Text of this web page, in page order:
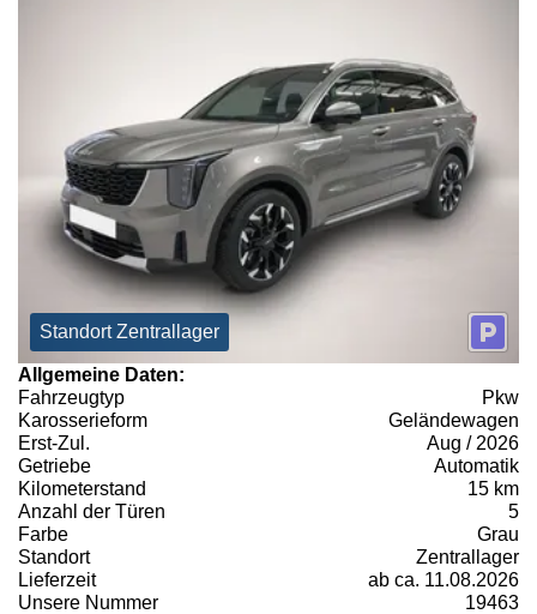
Standort Zentrallager
Allgemeine Daten:
Fahrzeugtyp
Pkw
Karosserieform
Geländewagen
Erst-Zul.
Aug / 2026
Getriebe
Automatik
Kilometerstand
15 km
Anzahl der Türen
5
Farbe
Grau
Standort
Zentrallager
Lieferzeit
ab ca. 11.08.2026
Unsere Nummer
19463